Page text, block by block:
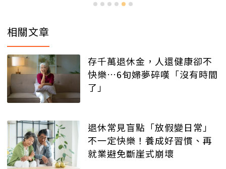
相關文章
存千萬退休金，人還健康卻不
快樂…6旬婦夢碎嘆「沒有時間
了」
退休常見盲點「放假變日常」
不一定快樂！養成好習慣、再
就業避免斷崖式崩壞